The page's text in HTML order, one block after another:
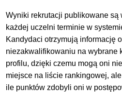
Wyniki rekrutacji publikowane są
każdej uczelni terminie w
Kandydaci otrzymują informację
niezakwalifikowaniu na wybrane
profilu, dzięki czemu mogą oni
miejsce na liście rankingowej,
ile punktów zdobyli oni w